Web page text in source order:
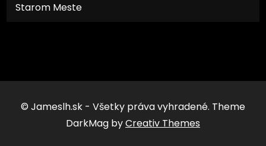
Starom Meste
© Jameslh.sk - Všetky práva vyhradené. Theme
DarkMag byCreativ Themes